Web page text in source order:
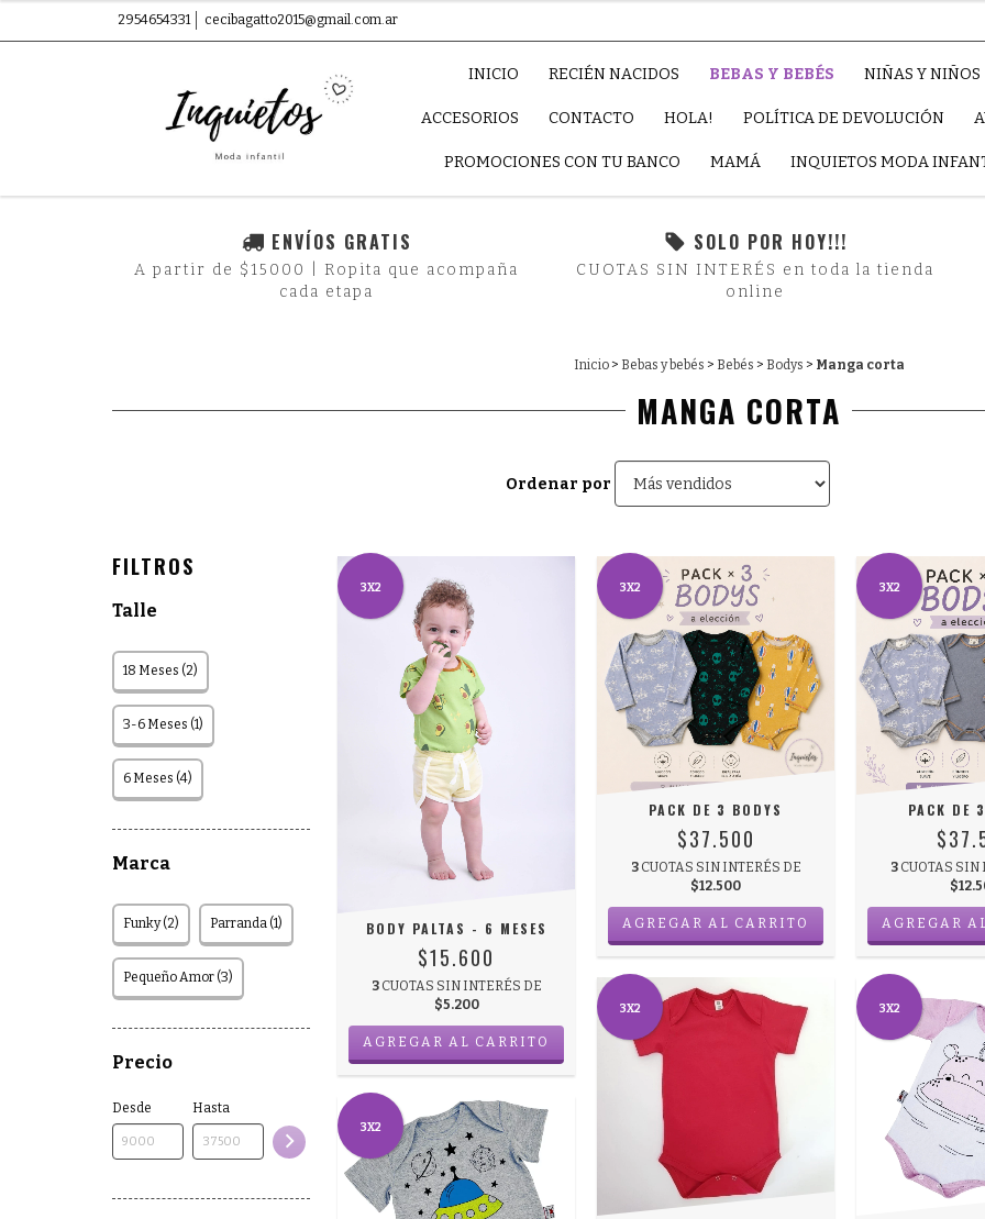
2954654331 cecibagatto2015@gmail.com.ar
INICIO RECIÉN NACIDOS BEBAS Y BEBÉS NIÑAS Y NIÑOS
ACCESORIOS CONTACTO HOLA! POLÍTICA DE DEVOLUCIÓN
PROMOCIONES CON TU BANCO MAMÁ INQUIETOS MODA
ENVÍOS GRATIS
A partir de $15000 | Ropita que acompaña
cada etapa
SOLO POR HOY!!!
CUOTAS SIN INTERÉS en toda la tienda
online
Inicio > Bebas y bebés > Bebés > Bodys > Manga corta
MANGA CORTA
Ordenar por
FILTROS
Talle
18 Meses (2)
3-6 Meses (1)
6 Meses (4)
Marca
Funky (2) Parranda (1)
Pequeño Amor (3)
Precio
Desde Hasta
3X2
BODY PALTAS - 6 MESES
$15.600
3 CUOTAS SIN INTERÉS DE
$5.200
AGREGAR AL CARRITO
3X2
PACK DE 3 BODYS
$37.500
3 CUOTAS SIN INTERÉS DE
$12.500
3X2
PACK DE
3 CUOTAS SIN
3X2
3X2 3X2